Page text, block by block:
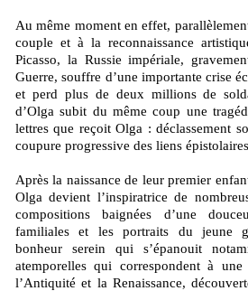
Au même moment en effet,
couple et à la reconnaissance
Picasso, la Russie impériale,
Guerre, souffre d’une importante crise
et perd plus de deux millions de
d’Olga subit du même coup une
lettres que reçoit Olga : déclassement
coupure progressive des liens
Après la naissance de leur premier
Olga devient l’inspiratrice de
compositions baignées d’une
familiales et les portraits du jeune
bonheur serein qui s’épanouit
atemporelles qui correspondent à
l’Antiquité et la Renaissance,